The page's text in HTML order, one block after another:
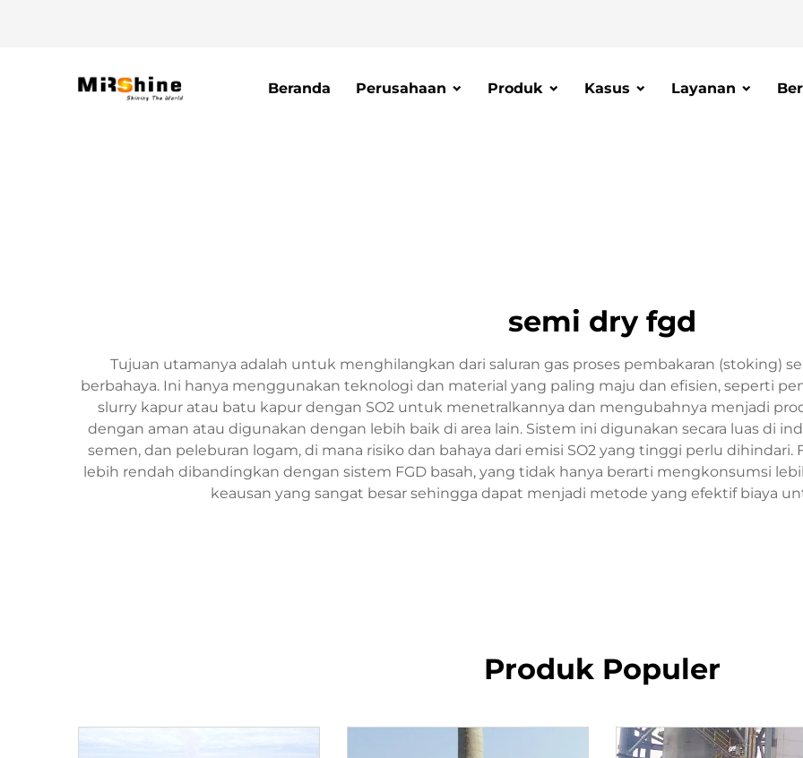
Beranda Perusahaan Produk Kasus Layanan
semi dry fgd
Tujuan utamanya adalah untuk menghilangkan dari saluran gas proses pembakaran (stoking)
berbahaya. Ini hanya menggunakan teknologi dan material yang paling maju dan efisien, seperti
slurry kapur atau batu kapur dengan SO2 untuk menetralkannya dan mengubahnya menjadi
dengan aman atau digunakan dengan lebih baik di area lain. Sistem ini digunakan secara luas di
semen, dan peleburan logam, di mana risiko dan bahaya dari emisi SO2 yang tinggi perlu dihindari.
lebih rendah dibandingkan dengan sistem FGD basah, yang tidak hanya berarti mengkonsumsi
keausan yang sangat besar sehingga dapat menjadi metode yang efektif biaya
Produk Populer